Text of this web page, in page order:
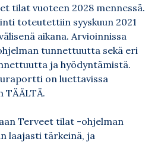
tilat vuoteen 2028 mennessä.
toteutettiin syyskuun 2021
aikana. Arvioinnissa
tunnettuutta sekä eri
ja hyödyntämistä.
on luettavissa
TÄÄLTÄ.
Terveet tilat -ohjelman
laajasti tärkeinä, ja